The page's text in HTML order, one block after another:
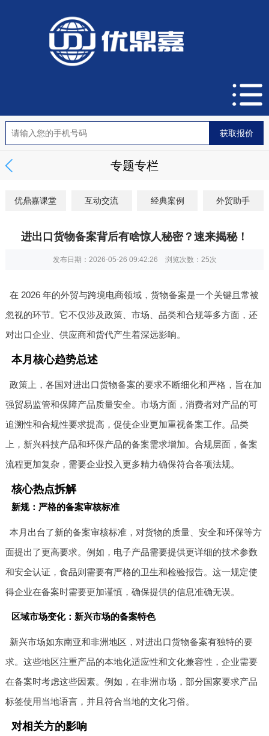
专题专栏
优鼎嘉课堂 互动交流 经典案例 外贸助手
进出口货物备案背后有啥惊人秘密？速来揭秘！
发布日期：2026-05-26 09:42:26 浏览次数： 25次
在 2026 年的外贸与跨境电商领域，货物备案是一个关键且常被
忽视的环节。它不仅涉及政策、市场、品类和合规等多方面，还
对出口企业、供应商和货代产生着深远影响。
本月核心趋势总述
政策上，各国对进出口货物备案的要求不断细化和严格，旨在加
强贸易监管和保障产品质量安全。市场方面，消费者对产品的可
追溯性和合规性要求提高，促使企业更加重视备案工作。品类
上，新兴科技产品和环保产品的备案需求增加。合规层面，备案
流程更加复杂，需要企业投入更多精力确保符合各项法规。
核心热点拆解
新规：严格的备案审核标准
本月出台了新的备案审核标准，对货物的质量、安全和环保等方
面提出了更高要求。例如，电子产品需要提供更详细的技术参数
和安全认证，食品则需要有严格的卫生和检验报告。这一规定使
得企业在备案时需要更加谨慎，确保提供的信息准确无误。
区域市场变化：新兴市场的备案特色
新兴市场如东南亚和非洲地区，对进出口货物备案有独特的要
求。这些地区注重产品的本地化适应性和文化兼容性，企业需要
在备案时考虑这些因素。例如，在非洲市场，部分国家要求产品
标签使用当地语言，并且符合当地的文化习俗。
对相关方的影响